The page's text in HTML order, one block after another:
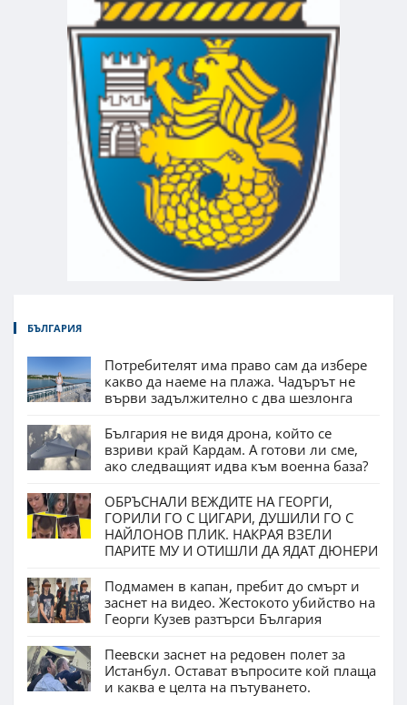
БЪЛГАРИЯ
Потребителят има право сам да избере
какво да наеме на плажа. Чадърът не
върви задължително с два шезлонга
България не видя дрона, който се
взриви край Кардам. А готови ли сме,
ако следващият идва към военна база?
ОБРЪСНАЛИ ВЕЖДИТЕ НА ГЕОРГИ,
ГОРИЛИ ГО С ЦИГАРИ, ДУШИЛИ ГО С
НАЙЛОНОВ ПЛИК. НАКРАЯ ВЗЕЛИ
ПАРИТЕ МУ И ОТИШЛИ ДА ЯДАТ ДЮНЕРИ
Подмамен в капан, пребит до смърт и
заснет на видео. Жестокото убийство на
Георги Кузев разтърси България
Пеевски заснет на редовен полет за
Истанбул. Остават въпросите кой плаща
и каква е целта на пътуването.